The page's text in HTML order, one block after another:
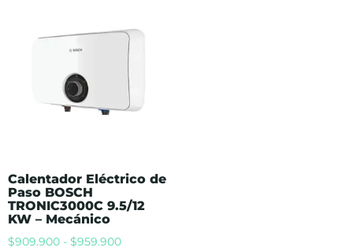
Calentador Eléctrico de
Paso BOSCH
TRONIC3000C 9.5/12
KW – Mecánico
$909.900 - $959.900